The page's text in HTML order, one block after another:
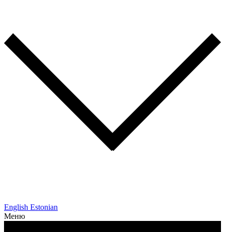
English Estonian
Меню